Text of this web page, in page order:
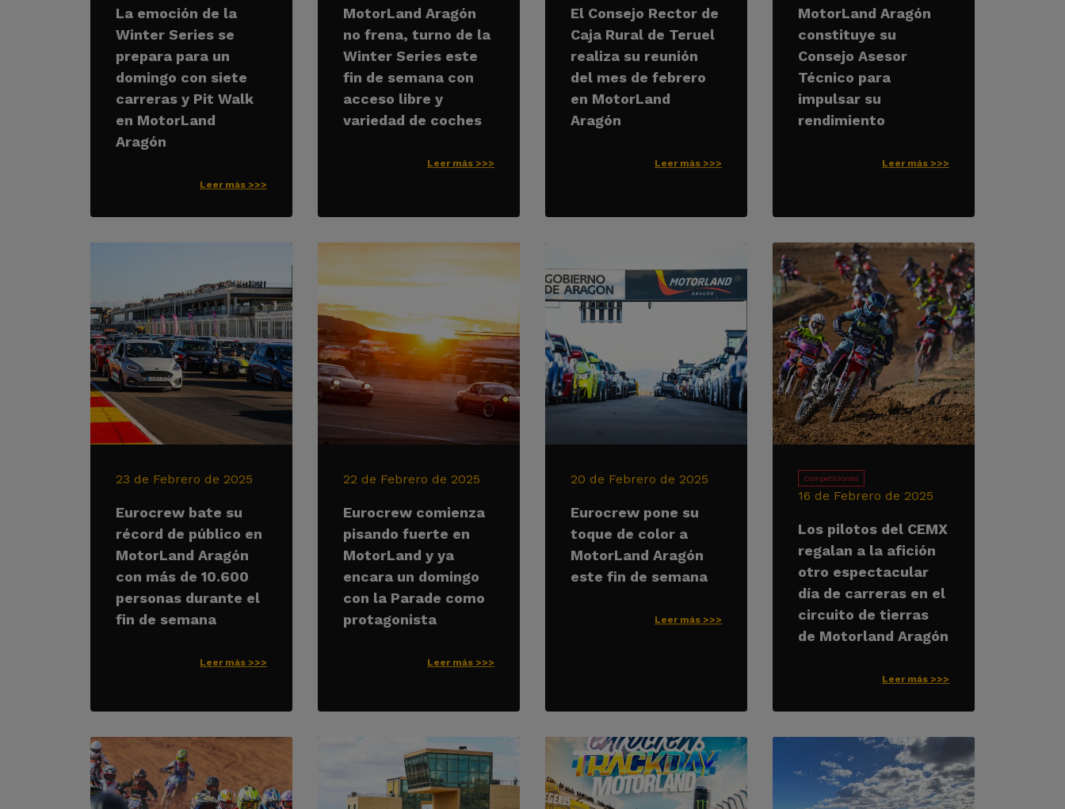
La emoción de la
Winter Series se
prepara para un
domingo con siete
carreras y Pit Walk
en MotorLand
Aragón
Leer más >>>
MotorLand Aragón
no frena, turno de la
Winter Series este
fin de semana con
acceso libre y
variedad de coches
Leer más >>>
El Consejo Rector de
Caja Rural de Teruel
realiza su reunión
del mes de febrero
en MotorLand
Aragón
Leer más >>>
MotorLand Aragón
constituye su
Consejo Asesor
Técnico para
impulsar su
rendimiento
Leer más >>>
23 de Febrero de 2025
Eurocrew bate su
récord de público en
MotorLand Aragón
con más de 10.600
personas durante el
fin de semana
Leer más >>>
22 de Febrero de 2025
Eurocrew comienza
pisando fuerte en
MotorLand y ya
encara un domingo
con la Parade como
protagonista
Leer más >>>
20 de Febrero de 2025
Eurocrew pone su
toque de color a
MotorLand Aragón
este fin de semana
Leer más >>>
Competiciones
16 de Febrero de 2025
Los pilotos del CEMX
regalan a la afición
otro espectacular
día de carreras en el
circuito de tierras
de Motorland Aragón
Leer más >>>